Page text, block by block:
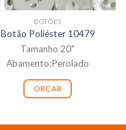
BOTÕES
Botão Poliéster 10479
Tamanho 20"
Abamento:Perolado
ORÇAR